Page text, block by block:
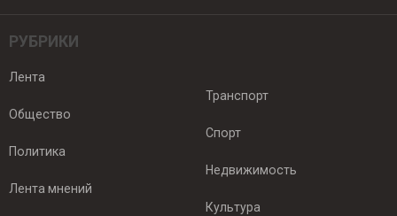
РУБРИКИ
Лента
Общество
Политика
Лента мнений
Транспорт
Спорт
Недвижимость
Культура